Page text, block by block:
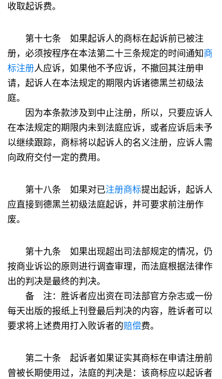
收取起诉费。
第十七条 如果起诉人的商标在起诉前已被注
册，必须按程序在本法第二十三条规定的时间通知商
标注册人应诉，如果他不予应诉，不撤回其注册申
请，起诉人在本法规定的期限内诉诸德黑兰初级法
庭。
因为本条款涉及到中止注册，所以，只要应诉人
在本法规定的期限内未到法庭应诉，或者应诉后未予
以继续跟踪，商标将以起诉人的名义注册，应诉人需
向政府交付一定的费用。
第十八条 如果对已注册商标提出起诉，起诉人
应直接到德黑兰初级法庭起诉，并可要求前注册作
废。
第十九条 如果出现超出司法部规定的情况，仍
按商业诉讼的原则进行调查审理，而法庭根据法律作
出的判决是最终的判决。
备 注：胜诉者应出资在司法部官方杂志或一份
每天出版的报纸上刊登最后判决的内容，胜诉者可以
要求将上述费用打入败诉者的赔偿费。
第二十条 起诉者如果证实其商标在申请注册前
曾被长期使用过，法庭的判决是：该商标应以起诉者